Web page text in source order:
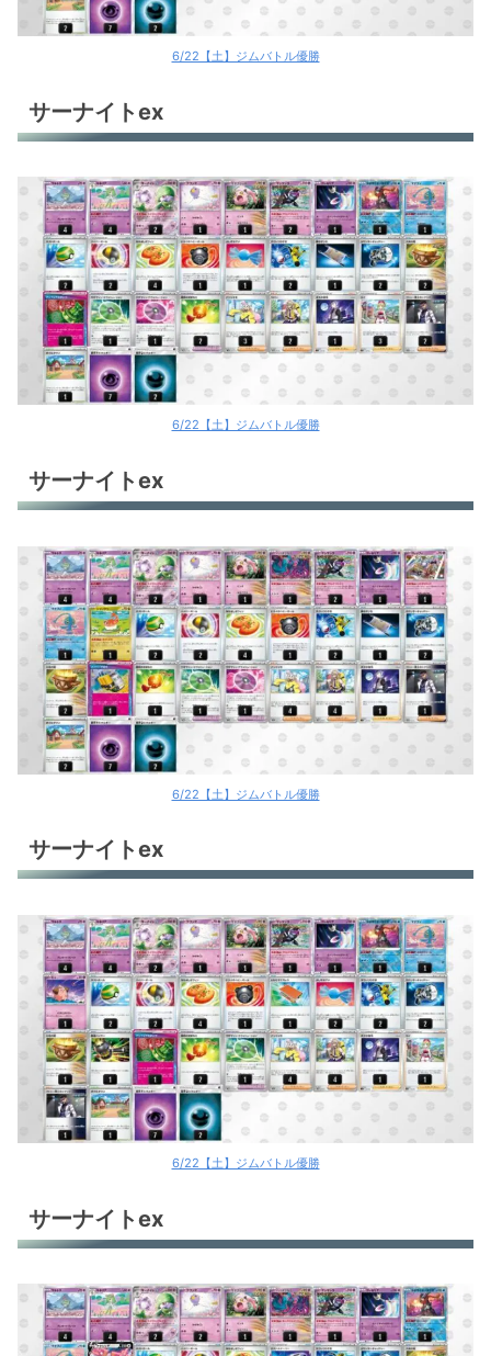
6/22【土】ジムバトル優勝
サーナイトex
6/22【土】ジムバトル優勝
サーナイトex
6/22【土】ジムバトル優勝
サーナイトex
6/22【土】ジムバトル優勝
サーナイトex